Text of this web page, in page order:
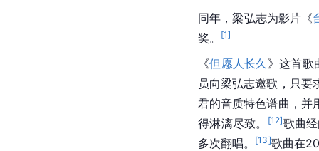
同年，梁弘志为影片《
奖。
[1]
《但愿人长久 》这首歌
员向梁弘志邀歌，只要
君的音质特色谱曲，并
得淋漓尽致。
[12]歌曲
多次翻唱。
[13]歌曲在